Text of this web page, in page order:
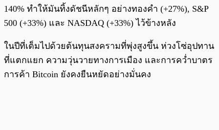
140% ทำให้มันทิ้งดัชนีหลักๆ อย่างทองคำ (+27%), S&P
500 (+33%) และ NASDAQ (+33%) ไว้ข้างหลัง
ในปีที่เต็มไปด้วยต้นทุนสงครามที่พุ่งสูงขึ้น ห่วงโซ่อุปทาน
ที่แตกแยก ความวุ่นวายทางการเมือง และการคว่ำบาตร
การค้า Bitcoin ยังคงยืนหยัดอย่างมั่นคง